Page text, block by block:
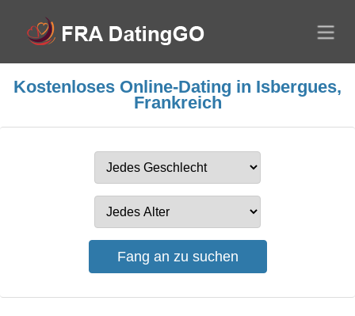
Kostenloses Online-Dating in Isbergues,
Frankreich